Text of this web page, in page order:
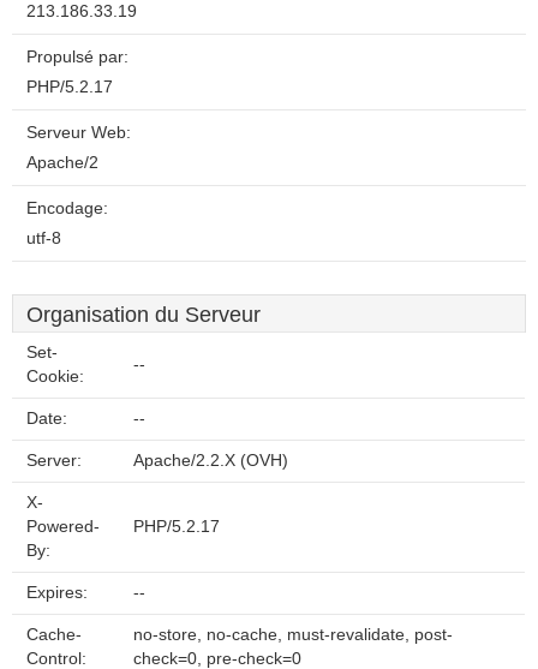
213.186.33.19
Propulsé par:
PHP/5.2.17
Serveur Web:
Apache/2
Encodage:
utf-8
Organisation du Serveur
Set-
Cookie:
--
Date: --
Server: Apache/2.2.X (OVH)
X-
Powered-
By:
PHP/5.2.17
Expires: --
Cache-
Control:
no-store, no-cache, must-revalidate, post-
check=0, pre-check=0